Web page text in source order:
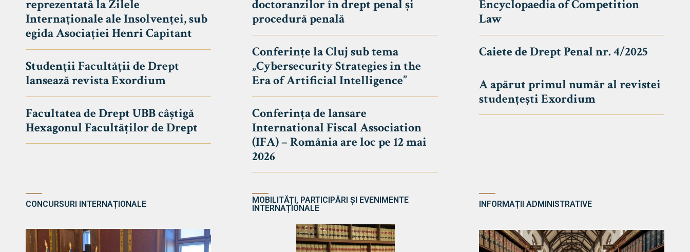
UNIVERSITATEA BABEȘ - BOLYAI
FACULTATEA
DE DREPT
Avizier Studenți
Studii
Admitere
Erasmus & Internațional
Știri
Echipa Facultății
Bibliotecă & Reviste
reprezentată la Zilele
Internaționale ale Insolvenței, sub
egida Asociației Henri Capitant
Studenții Facultății de Drept
lansează revista Exordium
Facultatea de Drept UBB câștigă
Hexagonul Facultăților de Drept
doctoranzilor în drept penal și
procedură penală
Conferințe la Cluj sub tema
„Cybersecurity Strategies in the
Era of Artificial Intelligence”
Conferința de lansare
International Fiscal Association
(IFA) – România are loc pe 12 mai
2026
Encyclopaedia of Competition
Law
Caiete de Drept Penal nr. 4/2025
A apărut primul număr al revistei
studențești Exordium
CONCURSURI INTERNAȚIONALE
MOBILITĂȚI, PARTICIPĂRI ȘI EVENIMENTE
INTERNAȚIONALE
INFORMAȚII ADMINISTRATIVE